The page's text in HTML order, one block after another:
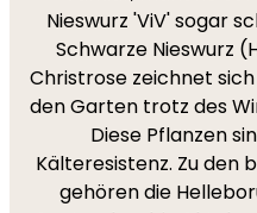
Nieswurz 'ViV' sogar
Schwarze Nieswurz
Christrose zeichnet
den Garten trotz des
Diese Pflanzen
Kälteresistenz. Zu den
gehören die